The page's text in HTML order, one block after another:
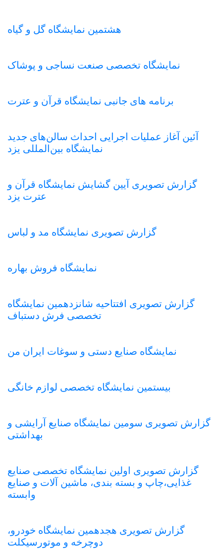
هشتمین نمایشگاه گل و گیاه
نمایشگاه تخصصی صنعت نساجی و پوشاک
برنامه های جانبی نمایشگاه قرآن و عترت
آئین آغاز عملیات اجرایی احداث سالن‌های جدید
نمایشگاه بین‌المللی یزد
گزارش تصویری آیین گشایش نمایشگاه قرآن و
عترت یزد
گزارش تصویری نمایشگاه مد و لباس
نمایشگاه فروش بهاره
گزارش تصویری افتتاحیه شانزدهمین نمایشگاه
تخصصی فرش دستباف
نمایشگاه صنایع دستی و سوغات ایران من
بیستمین نمایشگاه تخصصی لوازم خانگی
گزارش تصویری سومین نمایشگاه صنایع آرایشی و
بهداشتی
گزارش تصویری اولین نمایشگاه تخصصی صنایع
غذایی،چاپ و بسته بندی، ماشین آلات و صنایع
وابسته
گزارش تصویری هجدهمین نمایشگاه خودرو،
دوچرخه و موتورسیکلت